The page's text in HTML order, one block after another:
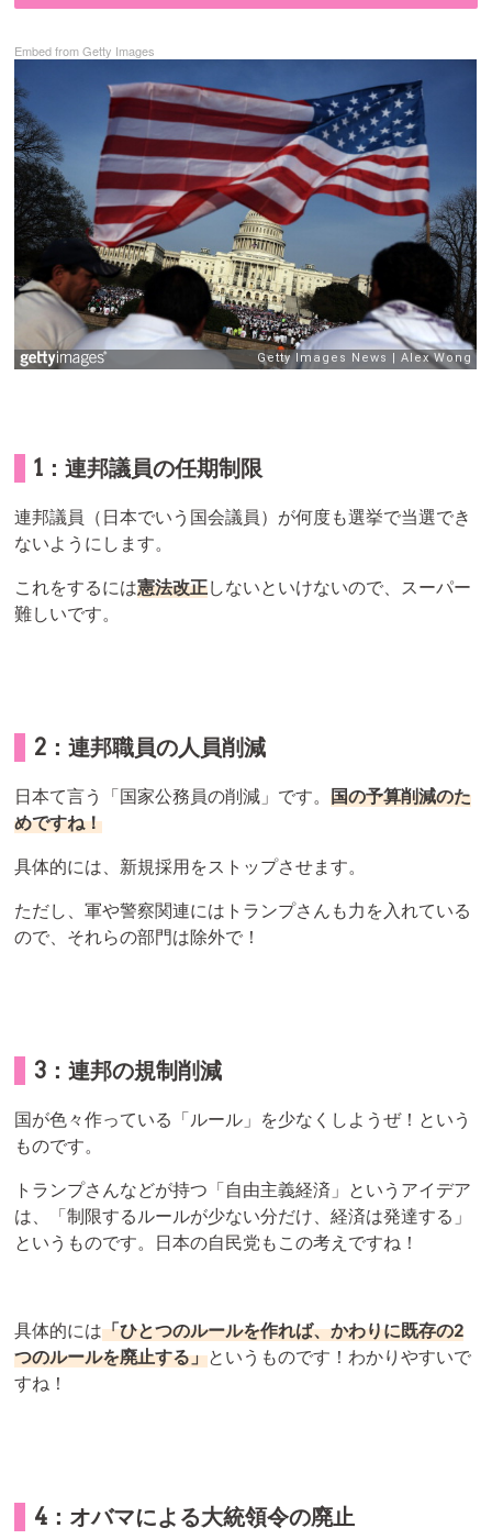
Embed from Getty Images
1：連邦議員の任期制限
連邦議員（日本でいう国会議員）が何度も選挙で当選でき
ないようにします。
これをするには憲法改正しないといけないので、スーパー
難しいです。
2：連邦職員の人員削減
日本て言う「国家公務員の削減」です。国の予算削減のた
めですね！
具体的には、新規採用をストップさせます。
ただし、軍や警察関連にはトランプさんも力を入れている
ので、それらの部門は除外で！
3：連邦の規制削減
国が色々作っている「ルール」を少なくしようぜ！という
ものです。
トランプさんなどが持つ「自由主義経済」というアイデア
は、「制限するルールが少ない分だけ、経済は発達する」
というものです。日本の自民党もこの考えですね！
具体的には「ひとつのルールを作れば、かわりに既存の2
つのルールを廃止する」というものです！わかりやすいで
すね！
4：オバマによる大統領令の廃止